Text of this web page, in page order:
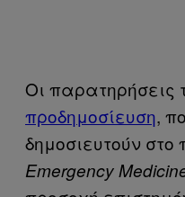
Οι παρατηρήσεις
προδημοσίευση,
δημοσιευτούν στο
Emergency